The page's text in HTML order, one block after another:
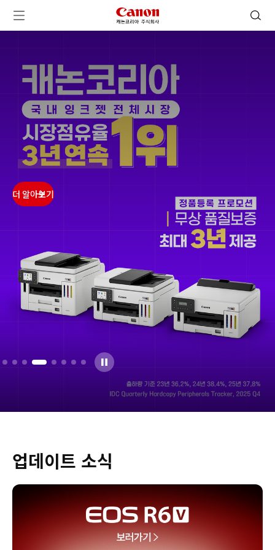
메뉴 열기 캐논코리아 주식회사 로고 검색 열기
ㅤㅤ
ㅤㅤ
ㅤㅤ
ㅤㅤ
더 알아보기
업데이트 소식